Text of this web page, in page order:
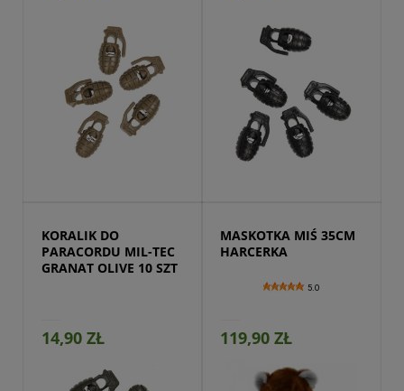
KORALIK DO
PARACORDU MIL-TEC
GRANAT OLIVE 10 SZT
14,90 ZŁ
MASKOTKA MIŚ 35CM
HARCERKA
5.0
119,90 ZŁ